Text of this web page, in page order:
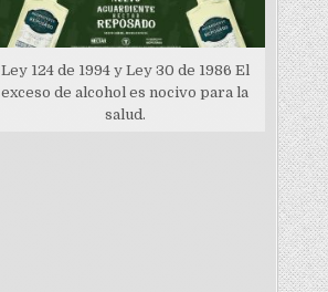
Ley 124 de 1994 y Ley 30 de 1986 El
exceso de alcohol es nocivo para la
salud.